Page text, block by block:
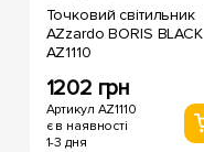
Точковий світильник
AZzardo BORIS BLACK
AZ1110
1202 грн
Артикул AZ1110
є в наявності
1-3 дня